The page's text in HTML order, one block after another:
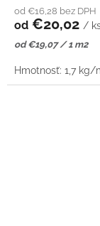
od €16,28 bez DPH
od €20,02 /
Jednotková
od €19,07 / 1 m2
Hmotnosť: 1,7 kg/